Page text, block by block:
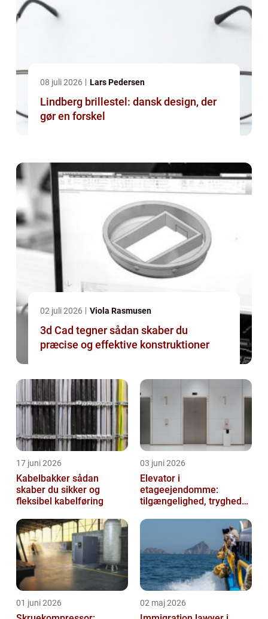
08 juli 2026 Lars Pedersen
Lindberg brillestel: dansk design, der
gør en forskel
02 juli 2026 Viola Rasmusen
3d Cad tegner sådan skaber du
præcise og effektive konstruktioner
17 juni 2026
Kabelbakker sådan
skaber du sikker og
fleksibel kabelføring
03 juni 2026
Elevator i
etageejendomme:
tilgængelighed, tryghed
01 juni 2026 02 maj 2026